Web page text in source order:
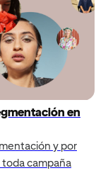
en
y por
campaña